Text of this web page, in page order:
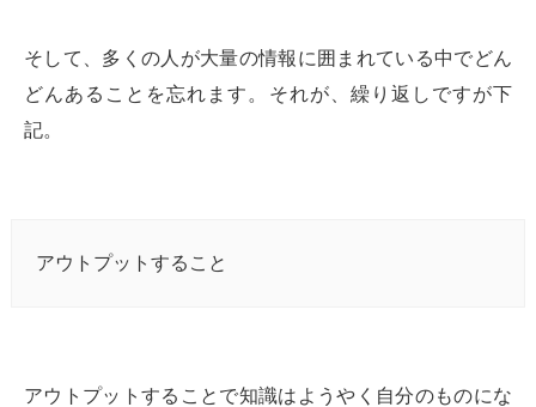
そして、多くの人が大量の情報に囲まれている中でどん
どんあることを忘れます。それが、繰り返しですが下
記。
アウトプットすること
アウトプットすることで知識はようやく自分のものにな